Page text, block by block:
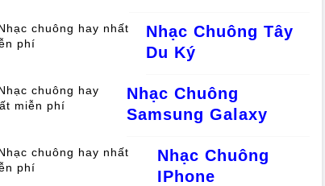
Nhạc Chuông Tây
Du Ký
Nhạc Chuông
Samsung Galaxy
Nhạc Chuông
IPhone